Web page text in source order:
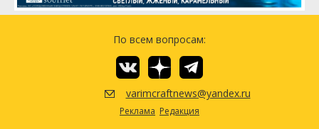
По всем вопросам:
varimcraftnews@yandex.ru
Реклама Редакция